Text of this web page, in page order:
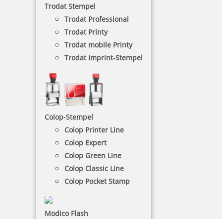
Trodat Stempel
Trodat Professional
Trodat Printy
Trodat mobile Printy
Trodat Imprint-Stempel
Colop-Stempel
Colop Printer Line
Colop Expert
Colop Green Line
Colop Classic Line
Colop Pocket Stamp
Modico Flash
Stempelkissen.
€+
8 Artikel in der Kategorie
Trodat Datumsstempel 1010 mit blauer Kappe